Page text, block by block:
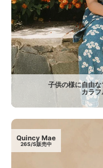
子供の様に自由
カラ
Quincy Mae
26S/S販売中